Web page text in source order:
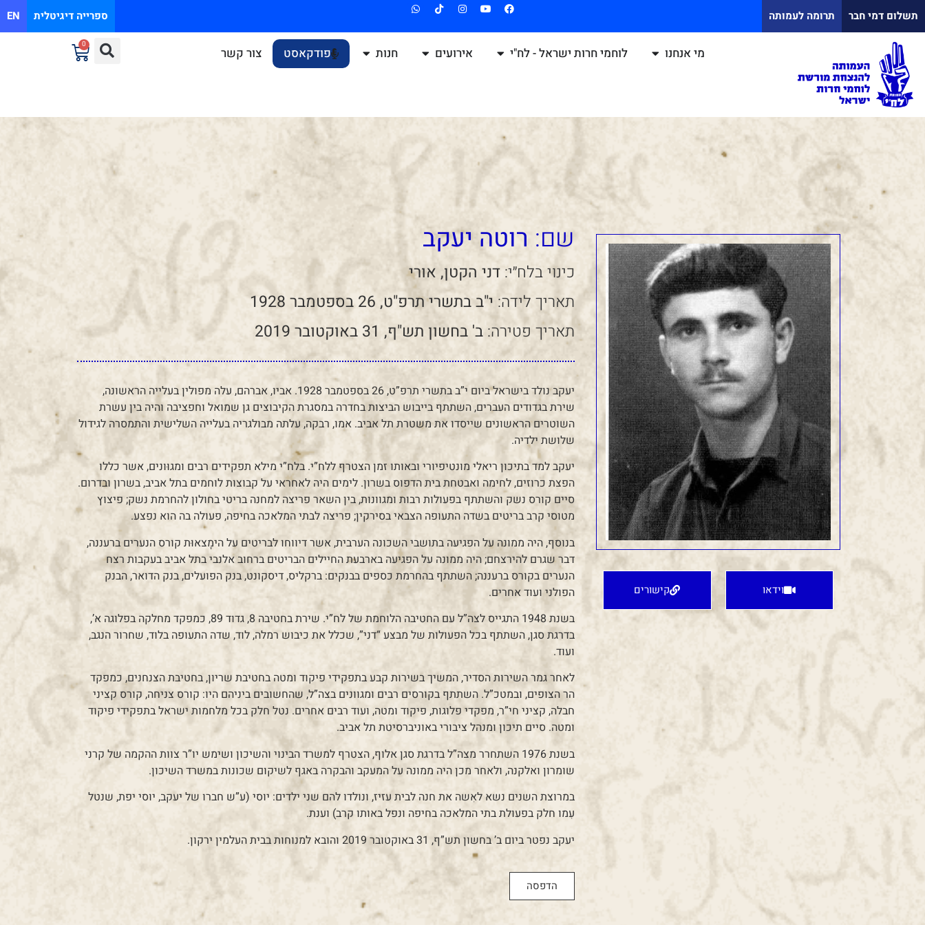
תשלום דמי חבר תרומה לעמותה EN ספרייה דיגיטלית
מי אנחנו לוחמי חרות ישראל - לח"י אירועים חנות פודקאסט צור קשר
0
וידאו קישורים
שם: רוטה יעקב
כינוי בלח״י: דני הקטן, אורי
תאריך לידה: י"ב בתשרי תרפ"ט, 26 בספטמבר 1928
תאריך פטירה:ב' בחשון תש"ף, 31 באוקטובר 2019
יעקב נולד בישראל ביום י”ב בתשרי תרפ”ט, 26 בספטמבר 1928. אביו, אברהם, עלה מפולין בעלייה הראשונה,
שירת בגדודים העברים, השתתף בייבוש הביצות בחדרה במסגרת הקיבוצים גן שמואל וחפציבה והיה בין עשרת
השוטרים הראשונים שייסדו את משטרת תל אביב. אמו, רבקה, עלתה מבולגריה בעלייה השלישית והתמסרה לגידול
שלושת ילדיה.
יעקב למד בתיכון ריאלי מונטיפיורי ובאותו זמן הצטרף ללח”י. בלח”י מילא תפקידים רבים ומגוּונים, אשר כללו
הפצת כרוזים, לחימה ואבטחת בית הדפוס בשרון. לימים היה לאחראי על קבוצות לוחמים בתל אביב, בשרון ובדרום.
סיים קורס נשק והשתתף בפעולות רבות ומגוונות, בין השאר פריצה למחנה בריטי בחולון להחרמת נשק; פיצוץ
מטוסי קרב בריטים בשדה התעופה הצבאי בסירקין; פריצה לבתי המלאכה בחיפה, פעולה בה הוא נפצע.
בנוסף, היה ממונה על הפגיעה בתושבי השכונה הערבית, אשר דיווחו לבריטים על הימָצאוּת קורס הנערים ברעננה,
דבר שגרם להירצחם; היה ממונה על הפגיעה בארבעת החיילים הבריטים ברחוב אלנבי בתל אביב בעקבות רצח
הנערים בקורס ברעננה; השתתף בהחרמת כספים בבנקים: ברקליס, דיסקונט, בנק הפועלים, בנק הדואר, הבנק
הפולני ועוד אחרים.
בשנת 1948 התגייס לצה”ל עם החטיבה הלוחמת של לח”י. שירת בחטיבה 8, גדוד 89, כמפקד מחלקה בפלוגה א’,
בדרגת סגן, השתתף בכל הפעולות של מבצע “דני”, שכלל את כיבוש רמלה, לוד, שדה התעופה בלוד, שחרור הנגב,
ועוד.
לאחר גמר השירות הסדיר, המשיך בשירות קבע בתפקידי פיקוד ומטה בחטיבת שריון, בחטיבת הצנחנים, כמפקד
הר הצופים, ובמטכ”ל. השתתף בקורסים רבים ומגוונים בצה”ל, שהחשובים ביניהם היו: קורס צניחה, קורס קציני
חבלה, קציני חי”ר, מפקדי פלוגות, פיקוד ומטה, ועוד רבים אחרים. נטל חלק בכל מלחמות ישראל בתפקידי פיקוד
ומטה. סיים תיכון ומנהל ציבורי באוניברסיטת תל אביב.
בשנת 1976 השתחרר מצה”ל בדרגת סגן אלוף, הצטרף למשרד הבינוי והשיכון ושימש יו”ר צוות ההקמה של קרני
שומרון ואלקנה, ולאחר מכן היה ממונה על המעקב והבקרה באגף לשיקום שכונות במשרד השיכון.
במרוצת השנים נשא לאִשה את חנה לבית עזיז, ונולדו להם שני ילדים: יוסי (ע”ש חברו של יעקב, יוסי יפת, שנטל
עִמו חלק בפעולת בתי המלאכה בחיפה ונפל באותו קרב) וענת.
יעקב נפטר ביום ב’ בחשון תש”ף, 31 באוקטובר 2019 והובא למנוחות בבית העלמין ירקון.
הדפסה